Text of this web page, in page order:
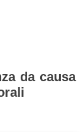
da causa